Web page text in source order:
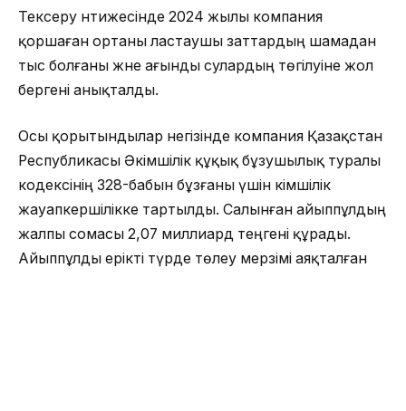
Тексеру нәтижесінде 2024 жылы компания
қоршаған ортаны ластаушы заттардың шамадан
тыс болғаны және ағынды сулардың төгілуіне жол
бергені анықталды.
Осы қорытындылар негізінде компания Қазақстан
Республикасы Әкімшілік құқық бұзушылық туралы
кодексінің 328-бабын бұзғаны үшін әкімшілік
жауапкершілікке тартылды. Салынған айыппұлдың
жалпы сомасы 2,07 миллиард теңгені құрады.
Айыппұлды ерікті түрде төлеу мерзімі аяқталған